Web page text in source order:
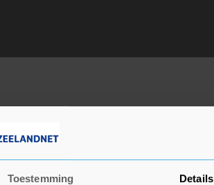
Toestemming Details